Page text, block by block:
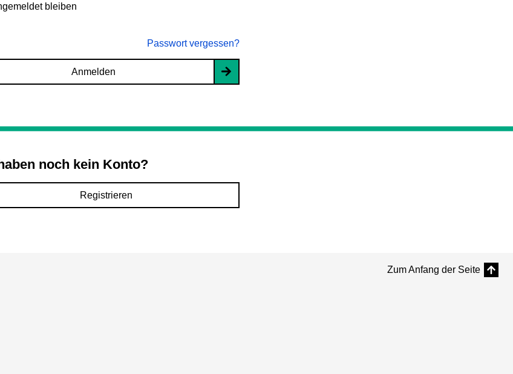
bleiben
Passwort vergessen?
Anmelden
noch kein Konto?
Registrieren
Zum Anfang der Seite